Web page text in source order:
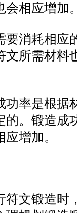
会相应增加
要消耗相应
文所需材料
功率是根据
的。锻造成
增加。
符文锻造时